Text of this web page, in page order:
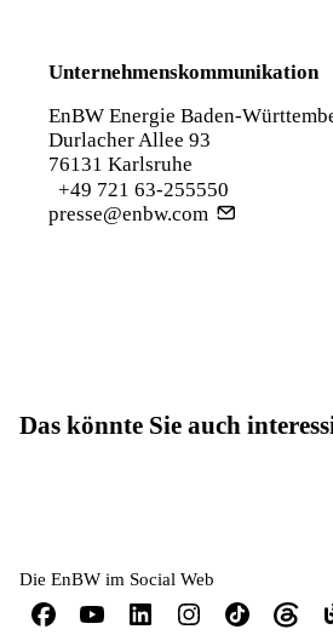
Unternehmenskommunikation
EnBW Energie Baden-
Durlacher Allee 93
76131 Karlsruhe
+49 721 63-255550
presse@enbw.com
Das könnte Sie auch
Die EnBW im Social Web